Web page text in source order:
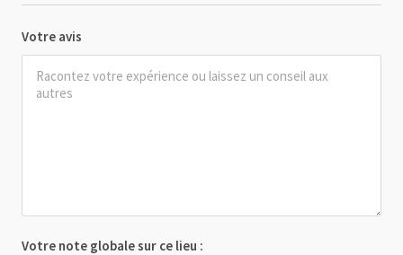
Votre avis
Votre note globale sur ce lieu :